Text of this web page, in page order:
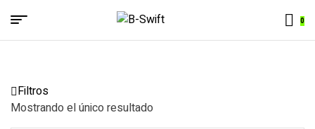
B-
0
Menu
Filtros
Mostrando el único resultado